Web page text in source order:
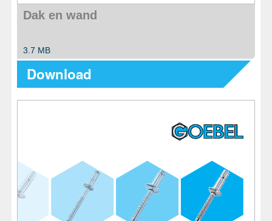
Dak en wand
3.7 MB
Download